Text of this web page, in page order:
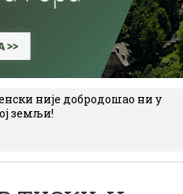
није добродошао ни у
земљи!